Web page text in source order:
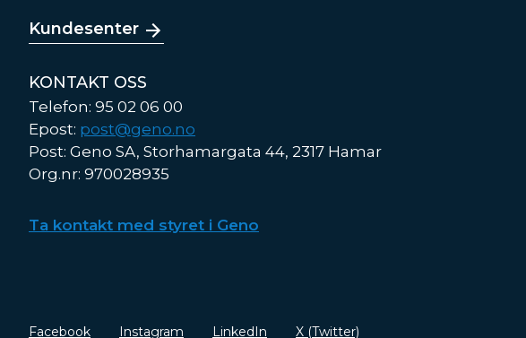
Kundesenter
KONTAKT OSS
Telefon: 95 02 06 00
Epost: post@geno.no
Post: Geno SA, Storhamargata 44, 2317 Hamar
Org.nr: 970028935
Ta kontakt med styret i Geno
Facebook Instagram LinkedIn X (Twitter)